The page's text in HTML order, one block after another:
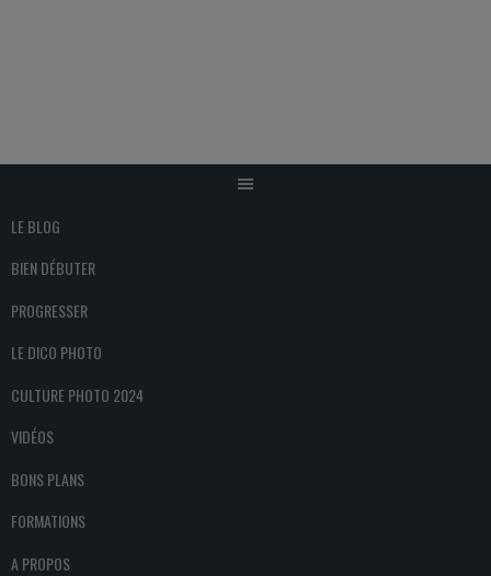
LE BLOG
BIEN DÉBUTER
PROGRESSER
LE DICO PHOTO
CULTURE PHOTO 2024
VIDÉOS
BONS PLANS
FORMATIONS
A PROPOS